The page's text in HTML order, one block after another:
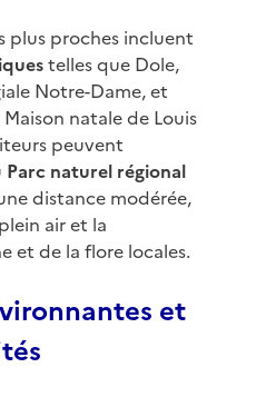
plus proches incluent
telles que Dole,
Notre-Dame, et
natale de Louis
peuvent
Parc naturel régional
distance modérée,
air et la
et de la flore locales.
et